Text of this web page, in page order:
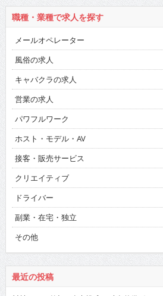
職種・業種で求人を探す
メールオペレーター
風俗の求人
キャバクラの求人
営業の求人
パワフルワーク
ホスト・モデル・AV
接客・販売サービス
クリエイティブ
ドライバー
副業・在宅・独立
その他
最近の投稿